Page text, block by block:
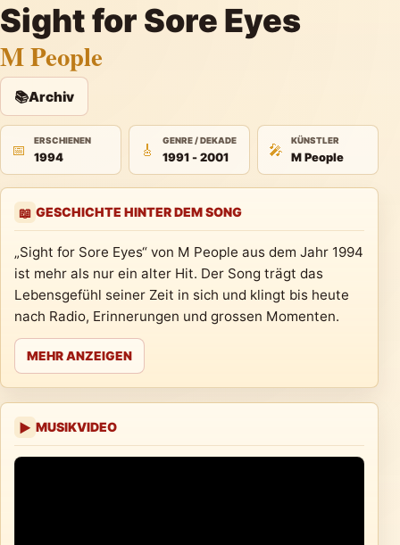
Sight for Sore Eyes
M People
📚Archiv
📅
ERSCHIENEN
1994 🎸
GENRE / DEKADE
1991 - 2001 🎤
KÜNSTLER
M People
📖 GESCHICHTE HINTER DEM SONG
„Sight for Sore Eyes“ von M People aus dem Jahr 1994
ist mehr als nur ein alter Hit. Der Song trägt das
Lebensgefühl seiner Zeit in sich und klingt bis heute
nach Radio, Erinnerungen und grossen Momenten.
MEHR ANZEIGEN
▶ MUSIKVIDEO